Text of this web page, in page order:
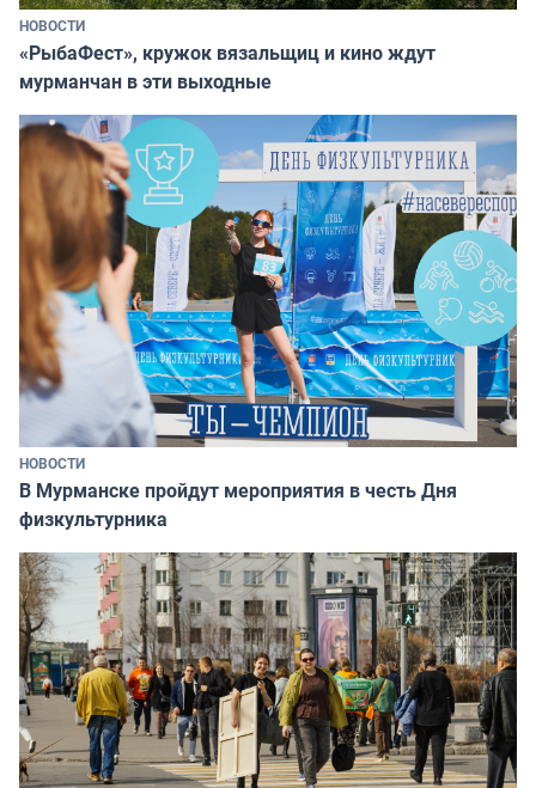
НОВОСТИ
«РыбаФест», кружок вязальщиц и кино ждут
мурманчан в эти выходные
НОВОСТИ
В Мурманске пройдут мероприятия в честь Дня
физкультурника